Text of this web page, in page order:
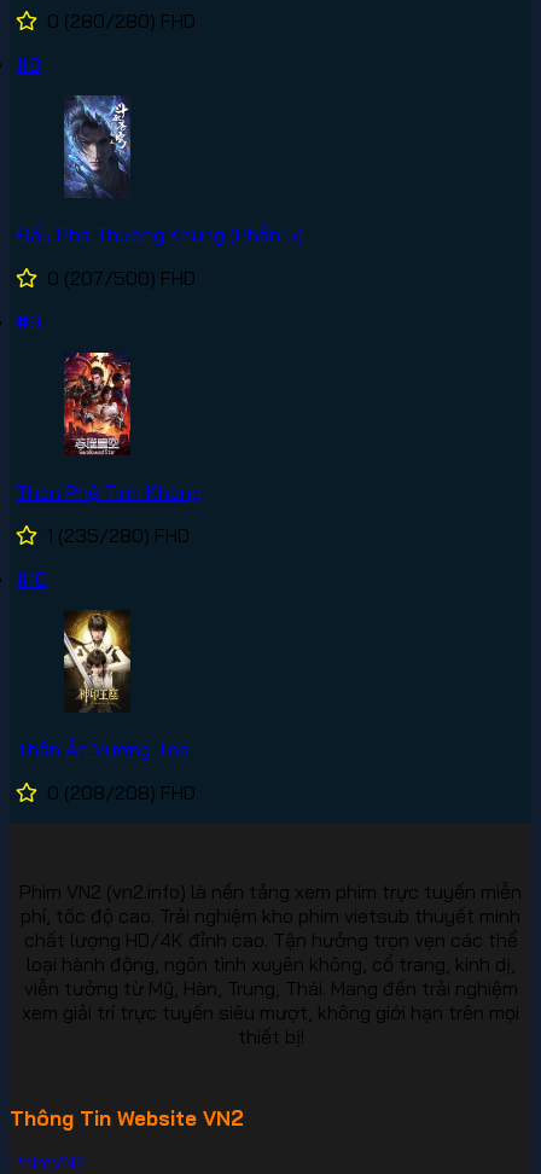
0 (280/280) FHD
#8
Đấu Phá Thương Khung (Phần 5)
0 (207/500) FHD
#9
Thôn Phệ Tinh Không
1 (235/280) FHD
#10
Thần Ấn Vương Tọa
0 (208/208) FHD
Phim VN2 (vn2.info) là nền tảng xem phim trực tuyến miễn
phí, tốc độ cao. Trải nghiệm kho phim vietsub thuyết minh
chất lượng HD/4K đỉnh cao. Tận hưởng trọn vẹn các thể
loại hành động, ngôn tình xuyên không, cổ trang, kinh dị,
viễn tưởng từ Mỹ, Hàn, Trung, Thái. Mang đến trải nghiệm
xem giải trí trực tuyến siêu mượt, không giới hạn trên mọi
thiết bị!
Thông Tin Website VN2
PhimVN2